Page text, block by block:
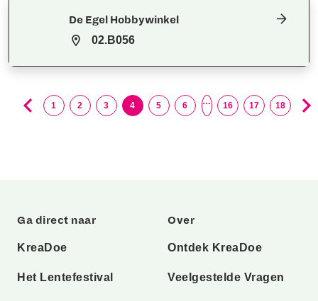
De Egel Hobbywinkel
02.B056
1 2 3 4 5 6 … 16 17 18
Ga direct naar
KreaDoe
Het Lentefestival
Over
Ontdek KreaDoe
Veelgestelde Vragen